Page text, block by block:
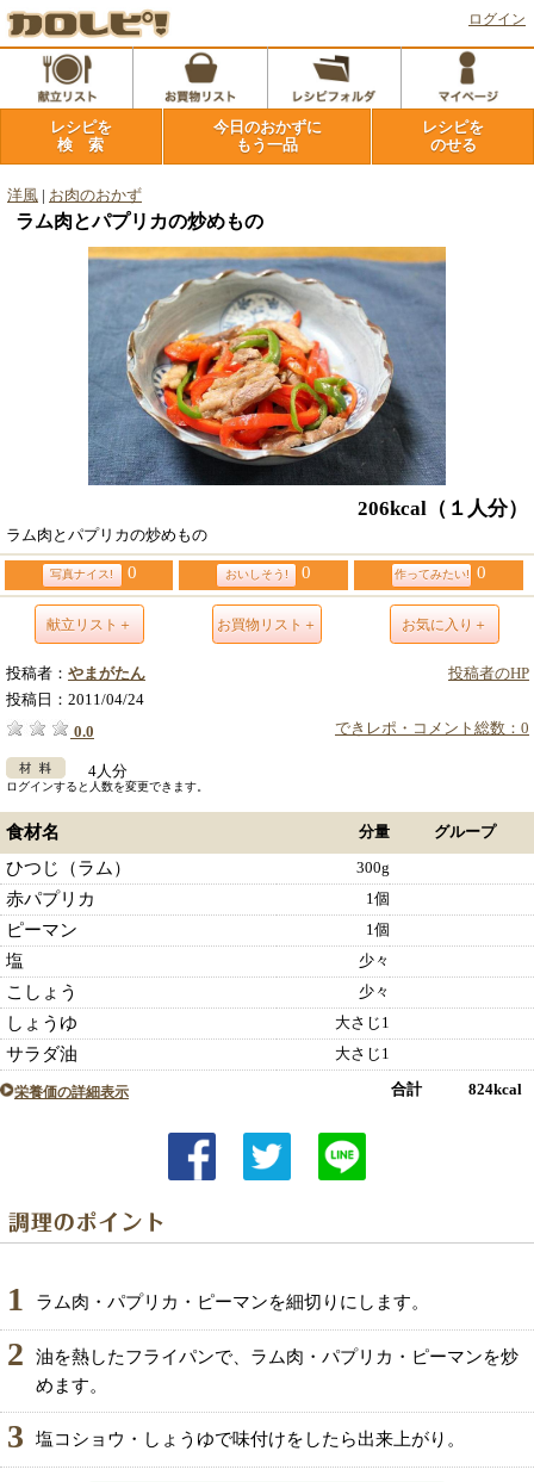
ログイン
レシピを
検 索
今日のおかずに
もう一品
レシピを
のせる
洋風 お肉のおかず
ラム肉とパプリカの炒めもの
206kcal （１人分）
ラム肉とパプリカの炒めもの
写真ナイス! 0 おいしそう! 0 作ってみたい! 0
献立リスト＋ お買物リスト＋ お気に入り＋
投稿者のHP
投稿者： やまがたん
投稿日： 2011/04/24
できレポ・コメント総数：0
0.0
4人分
ログインすると人数を変更できます。
食材名 分量 グループ
ひつじ（ラム） 300g
赤パプリカ 1個
ピーマン 1個
塩 少々
こしょう 少々
しょうゆ 大さじ1
サラダ油 大さじ1
栄養価の詳細表示 合計 824kcal
1 ラム肉・パプリカ・ピーマンを細切りにします。
2
油を熱したフライパンで、ラム肉・パプリカ・ピーマンを炒
めます。
3 塩コショウ・しょうゆで味付けをしたら出来上がり。